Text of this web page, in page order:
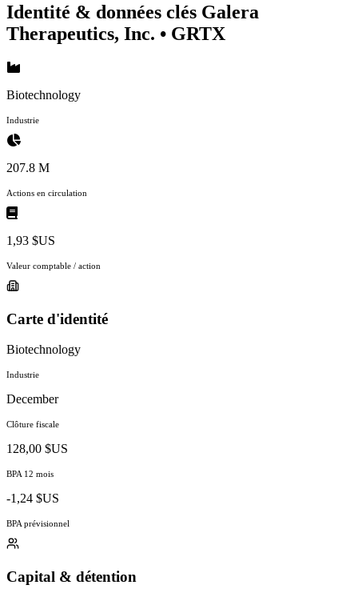
Identité & données clés Galera
Therapeutics, Inc. • GRTX
Biotechnology
Industrie
207.8 M
Actions en circulation
1,93 $US
Valeur comptable / action
Carte d'identité
Biotechnology
Industrie
December
Clôture fiscale
128,00 $US
BPA 12 mois
-1,24 $US
BPA prévisionnel
Capital & détention